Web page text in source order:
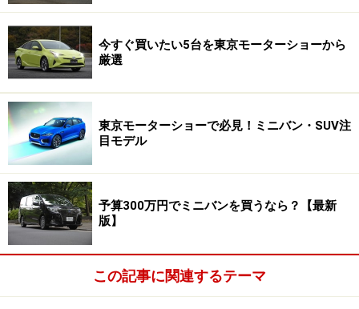
信号待ちなどの停車時にシフトは「P」か
「N」へ
1歳を過ぎると子どもは車内でも突然泣き出す、大声で
騒ぎだす、チャイルドシートを抜け出そうとする、突然
なんの前触れもなく吐く、お菓子やおもちゃなどを要求
するなど、運転中のママがパニックになるようなことを
平気でやるものです。
フットブレーキに足をかけたまま、信号待ちで振り返っ
て子どもの世話をついついやってしまうママも多いよう
ですが、シフトを「D」に入れたままだと非常に危険で
今すぐ買いたい5台を東京モーターショーから
厳選
東京モーターショーで必見！ミニバン・SUV注
目モデル
予算300万円でミニバンを買うなら？【最新
版】
この記事に関連するテーマ